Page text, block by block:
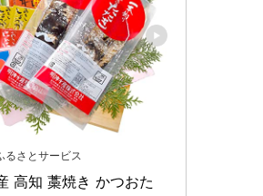
るさとサービス
高知 藁焼き かつおた